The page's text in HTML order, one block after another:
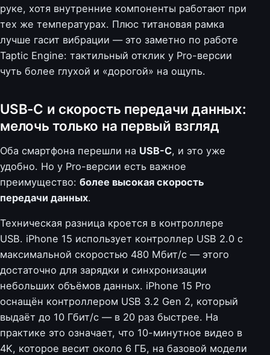
руке, хотя внутренние компоненты работают при
тех же температурах. Плюс титановая рамка
лучше гасит вибрации — это заметно по работе
Taptic Engine: тактильный отклик у Pro-версии
чуть более глухой и «дорогой» на ощупь.
USB-C и скорость передачи данных:
мелочь только на первый взгляд
Оба смартфона перешли на USB-C, и это уже
удобно. Но у Pro-версии есть важное
преимущество: более высокая скорость
передачи данных.
Техническая разница кроется в контроллере
USB. iPhone 15 использует контроллер USB 2.0 с
максимальной скоростью 480 Мбит/с — этого
достаточно для зарядки и синхронизации
небольших объёмов данных. iPhone 15 Pro
оснащён контроллером USB 3.2 Gen 2, который
выдаёт до 10 Гбит/с — в 20 раз быстрее. На
практике это означает, что 10-минутное видео в
4K, которое весит около 6 ГБ, на базовой модели